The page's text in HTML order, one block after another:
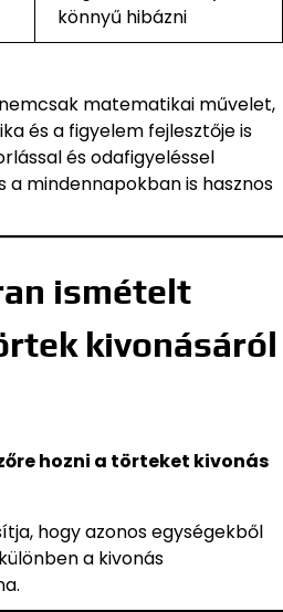
könnyű hibázni
matematikai művelet,
és a figyelem fejlesztője is
és odafigyeléssel
mindennapokban is hasznos
ismételt
kivonásáról
hozni a törteket kivonás
hogy azonos egységekből
a kivonás